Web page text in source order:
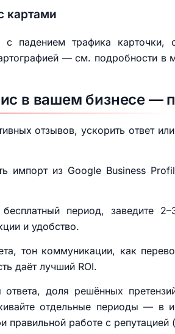
картами
падением трафика карточки,
— см. подробности в
в вашем бизнесе —
отзывов, ускорить ответ
импорт из Google Business
период, заведите
и удобство.
тон коммуникации, как
даёт лучший ROI.
доля решённых
отдельные периоды — в
правильной работе с репутацией (